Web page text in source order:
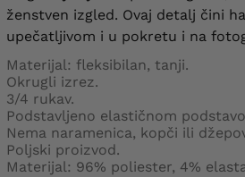
ženstven izgled. Ovaj detalj čini
upečatljivom i u pokretu i na
Materijal: fleksibilan, tanji.
Okrugli izrez.
3/4 rukav.
Podstavljeno elastičnom
Nema naramenica, kopči ili
Poljski proizvod.
Materijal: 96% poliester, 4%